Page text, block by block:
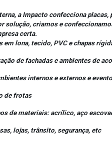
a Impacto confecciona placas,
criamos e
certa.
em lona, tecido, PVC e chapas
de fachadas e ambientes de
internos e externos e
de frotas
de materiais: acrílico, aço
lojas, trânsito, segurança, etc